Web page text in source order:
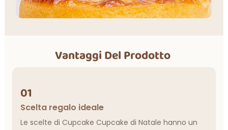
Vantaggi Del Prodotto
01
Scelta regalo ideale
Le scelte di Cupcake Cupcake di Natale hanno un